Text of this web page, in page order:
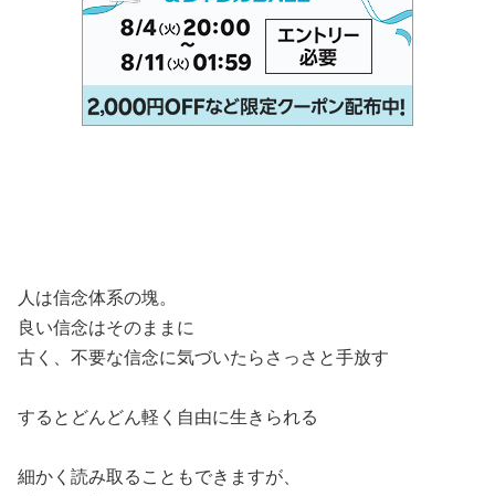
人は信念体系の塊。
良い信念はそのままに
古く、不要な信念に気づいたらさっさと手放す
するとどんどん軽く自由に生きられる
細かく読み取ることもできますが、